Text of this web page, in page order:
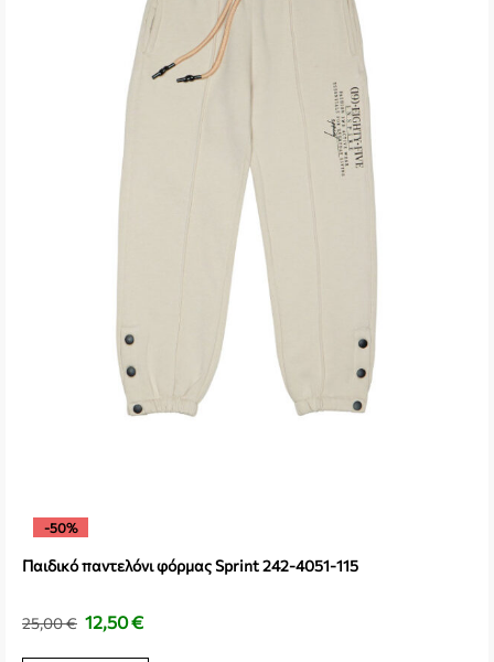
-50%
Παιδικό παντελόνι φόρμας Sprint 242-4051-115
25,00€ 12,50€